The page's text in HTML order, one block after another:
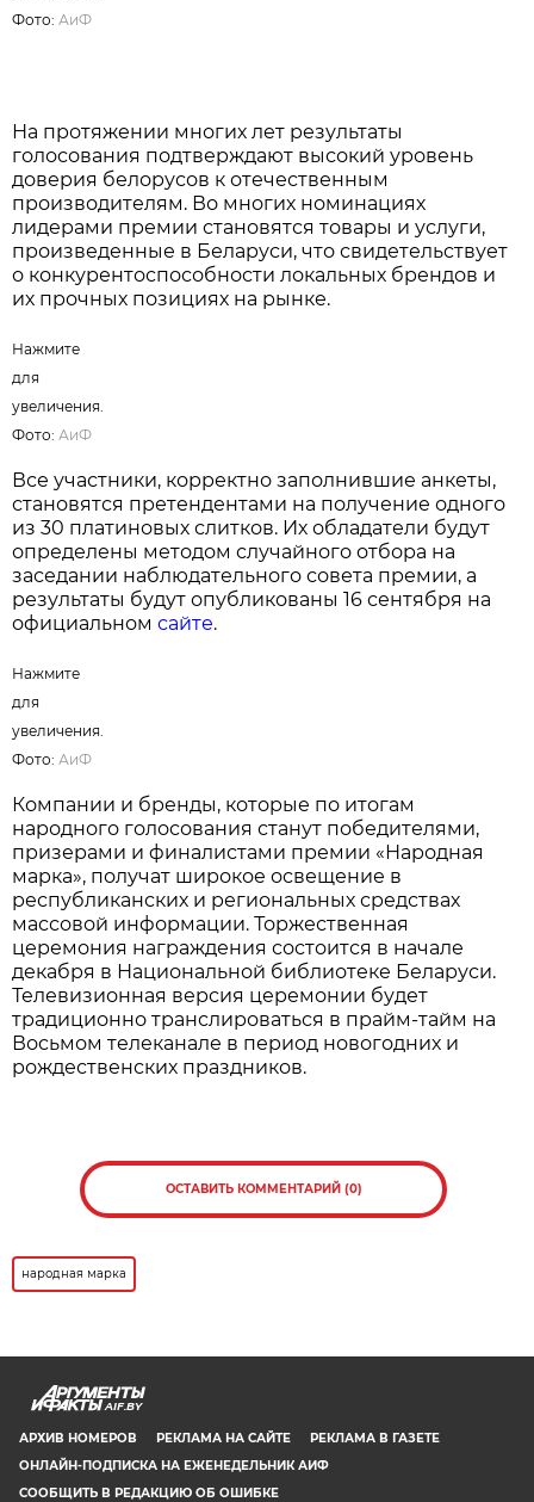
Нажмите для увеличения. Фото:АиФ
Именно такой формат делает результаты премии
максимально объективными, позволяя
определить реальные потребительские
предпочтения, уровень спонтанной
узнаваемости брендов и выявить компании,
Нажмите для увеличения. Фото:
На протяжении многих лет результаты
голосования подтверждают высокий уровень
доверия белорусов к отечественным
производителям. Во многих номинациях
лидерами премии становятся товары и услуги,
произведенные в Беларуси, что свидетельствует
о конкурентоспособности локальных брендов и
их прочных позициях на рынке.
становятся претендентами на получение одного
из 30 платиновых слитков. Их обладатели будут
определены методом случайного отбора на